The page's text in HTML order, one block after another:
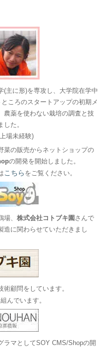
(主に形)を専攻し、大学院在学中
ころのスタートアップの初期メ
農薬を使わない栽培の調査と技
した。
場未経験)
菜の販売からネットショップの
の開発を開始しました。
こちら をご覧ください。
場、株式会社コトブキ園 さんで
造に関わらせていただきまし
術顧問をしています。
んでいます。
ラマとしてSOY CMS/Shopの開